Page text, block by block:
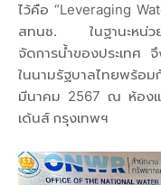
ไว้คือ “Leveraging
สทนช. ในฐานะหน่วย
จัดการน้ำของประเทศ
ในนามรัฐบาลไทยพร้อ
มีนาคม 2567 ณ ห้องแ
เด้นส์ กรุงเทพฯ